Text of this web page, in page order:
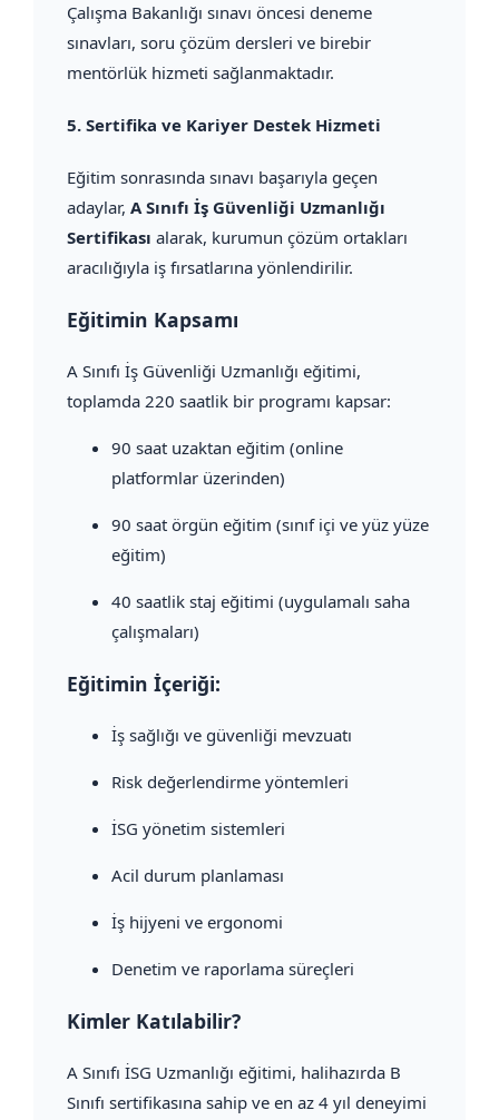
Çalışma Bakanlığı sınavı öncesi deneme
sınavları, soru çözüm dersleri ve birebir
mentörlük hizmeti sağlanmaktadır.
5. Sertifika ve Kariyer Destek Hizmeti
Eğitim sonrasında sınavı başarıyla geçen
adaylar, A Sınıfı İş Güvenliği Uzmanlığı
Sertifikası alarak, kurumun çözüm ortakları
aracılığıyla iş fırsatlarına yönlendirilir.
Eğitimin Kapsamı
A Sınıfı İş Güvenliği Uzmanlığı eğitimi,
toplamda 220 saatlik bir programı kapsar:
90 saat uzaktan eğitim (online
platformlar üzerinden)
90 saat örgün eğitim (sınıf içi ve yüz yüze
eğitim)
40 saatlik staj eğitimi (uygulamalı saha
çalışmaları)
Eğitimin İçeriği:
İş sağlığı ve güvenliği mevzuatı
Risk değerlendirme yöntemleri
İSG yönetim sistemleri
Acil durum planlaması
İş hijyeni ve ergonomi
Denetim ve raporlama süreçleri
Kimler Katılabilir?
A Sınıfı İSG Uzmanlığı eğitimi, halihazırda B
Sınıfı sertifikasına sahip ve en az 4 yıl deneyimi